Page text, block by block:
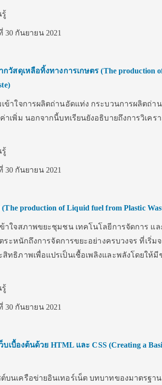
รู้
30 กันยายน 2021
วัสดุเหลือทิ้งทางการเกษตร (The production
ข้าใจการผลิตถ่านอัดแท่ง กระบวนการผลิตถ่า
เพิ่ม นอกจากนี้บทเรียนยังอธิบายถึงการวิเคร
รู้
30 กันยายน 2021
(The production of Liquid fuel from Plastic
าใจสภาพขยะชุมชน เทคโนโลยีการจัดการ แล
ระหนักถึงการจัดการขยะอย่างครบวงจร ที่เริ่ม
ทธิภาพเพื่อแปรเป็นเชื้อเพลิงและพลังโดยให้มี
รู้
30 กันยายน 2021
บเบื้องต้นด้วย HTML และ CSS (Creating a
บนเครือข่ายอินเทอร์เน็ต บทบาทของมาตรฐา